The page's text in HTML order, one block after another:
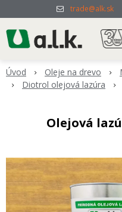
trade@alk.sk
Úvod Oleje na drevo
Diotrol olejová lazúra
Olejová